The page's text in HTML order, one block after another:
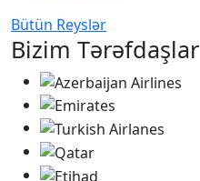
Bütün Reyslər
Bizim Tərəfdaşlar